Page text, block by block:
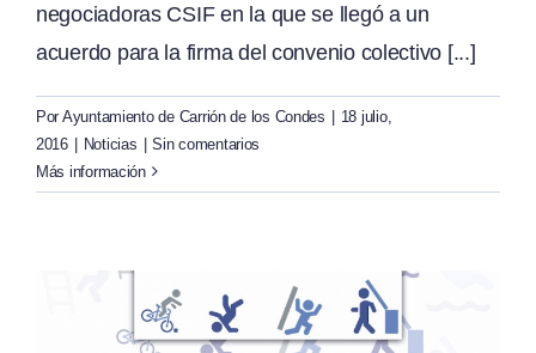
negociadoras CSIF en la que se llegó a un
acuerdo para la firma del convenio colectivo [...]
Por Ayuntamiento de Carrión de los Condes | 18 julio,
2016 | Noticias | Sin comentarios
Más información